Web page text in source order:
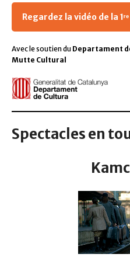
Regardez la vidéo de la
Avec le soutien du Departament
Mutte Cultural
Spectacles en